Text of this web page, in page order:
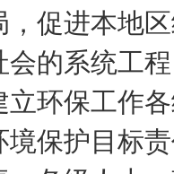
，促进本地
的系统工
立环保工作
境保护目标